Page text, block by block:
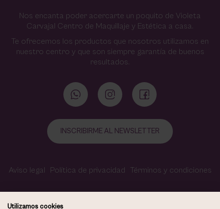
Nos encanta poder acercarte un poquito de Violeta
Carvajal Centro de Maquillaje y Estética a casa.
Te ofrecemos los productos que nosotros utilizamos en
nuestro centro y que son siempre garantía de buenos
resultados.
INSCRIBIRME AL NEWSLETTER
Aviso legal Política de privacidad Términos y condiciones
Política de cookies Contacto Accesibilidad
Utilizamos cookies